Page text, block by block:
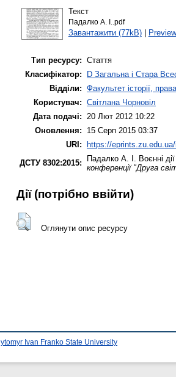
Текст
Падалко А. І..pdf
Завантажити (77kB)| Preview
Тип ресурсу: Стаття
Класифікатор:
D Загальна і Стара
Відділи: Факультет історії,
Користувач: Світлана Чорновіл
Дата подачі: 20 Лют 2012 10:22
Оновлення:
15 Серп 2015 03:37
URI:
https://
ДСТУ 8302:2015:
Падалко А. І. Воєнні
конференції "Друга
Дії ​​(потрібно ввійти)
Оглянути опис ресурсу
Ivan Franko State University